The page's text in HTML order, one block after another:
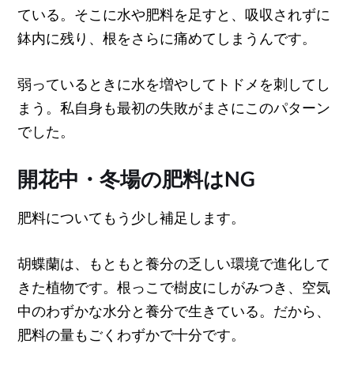
ている。そこに水や肥料を足すと、吸収されずに
鉢内に残り、根をさらに痛めてしまうんです。
弱っているときに水を増やしてトドメを刺してし
まう。私自身も最初の失敗がまさにこのパターン
でした。
開花中・冬場の肥料はNG
肥料についてもう少し補足します。
胡蝶蘭は、もともと養分の乏しい環境で進化して
きた植物です。根っこで樹皮にしがみつき、空気
中のわずかな水分と養分で生きている。だから、
肥料の量もごくわずかで十分です。